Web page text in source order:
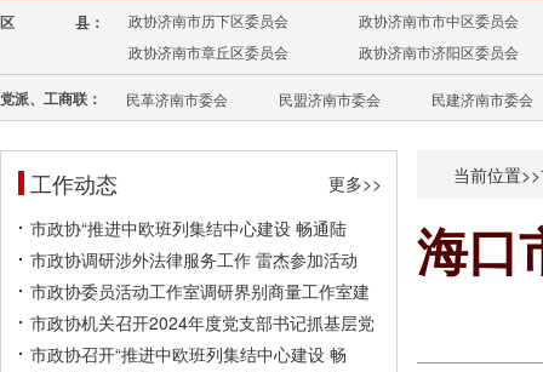
区 县： 政协济南市历下区委员会
政协济南市市中区委员会
政协济南市章丘区委员会
政协济南市济阳区委员会
党派、工商联： 民革济南市委会 民盟济南市委会 民建济南市委会
工作动态
更多>>
市政协“推进中欧班列集结中心建设 畅通陆
市政协调研涉外法律服务工作 雷杰参加活动
市政协委员活动工作室调研界别商量工作室建
市政协机关召开2024年度党支部书记抓基层党
市政协召开“推进中欧班列集结中心建设 畅
当前位置>>
海口